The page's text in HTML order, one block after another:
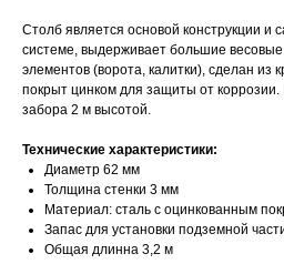
Столб является основой конструкции
системе, выдерживает большие
элементов (ворота, калитки), сделан из
покрыт цинком для защиты от коррозии.
забора 2 м высотой.
Технические характеристики:
Диаметр 62 мм
Толщина стенки 3 мм
Материал: сталь с оцинкованным
Запас для установки подземной
Общая длинна 3,2 м